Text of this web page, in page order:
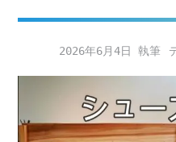
2026年6月4日